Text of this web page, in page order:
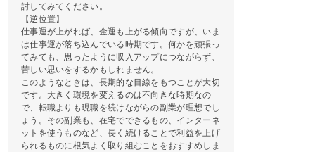
討してみてください。
【逆位置】
仕事運が上がれば、金運も上がる傾向ですが、いま
は仕事運が落ち込んでいる時期です。何かを頑張っ
てみても、思ったように収入アップにつながらず、
苦しい思いをするかもしれません。
このようなときは、長期的な目線をもつことが大切
です。大きく環境を変えるのは不向きな時期なの
で、転職よりも現職を続けながらの副業が理想でし
ょう。その副業も、在宅でできるもの、インターネ
ットを使うものなど、長く続けることで利益を上げ
られるものに根気よく取り組むことをおすすめしま